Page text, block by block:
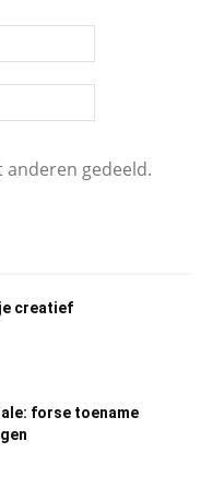
gedeeld.
creatief
forse toename